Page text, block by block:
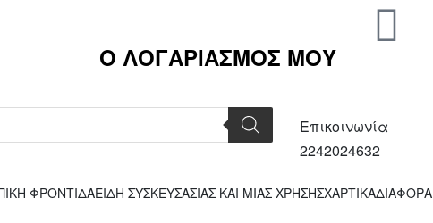
Ο ΛΟΓΑΡΙΑΣΜΟΣ ΜΟΥ
Επικοινωνία
2242024632
ΦΡΟΝΤΙΔΑΕΙΔΗ ΣΥΣΚΕΥΣΑΣΙΑΣ ΚΑΙ ΜΙΑΣ ΧΡΗΣΗΣΧΑΡΤΙΚΑΔΙΑΦΟΡΑ